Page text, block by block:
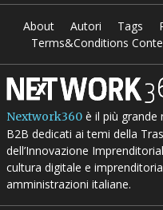
About Autori Tags
Terms&Conditions
Nextwork360è il più grande
B2B dedicati ai temi della
dell’Innovazione
cultura digitale e
amministrazioni italiane.